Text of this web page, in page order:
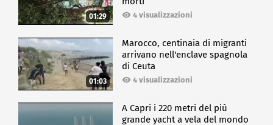
01:29 4 visualizzazioni
01:03
Marocco, centinaia di migranti
arrivano nell'enclave spagnola
di Ceuta
4 visualizzazioni
A Capri i 220 metri del più
grande yacht a vela del mondo